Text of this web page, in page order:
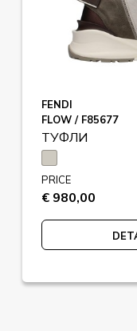
FENDI
FLOW / F85677
ТУФЛИ
PRICE
€ 980,00